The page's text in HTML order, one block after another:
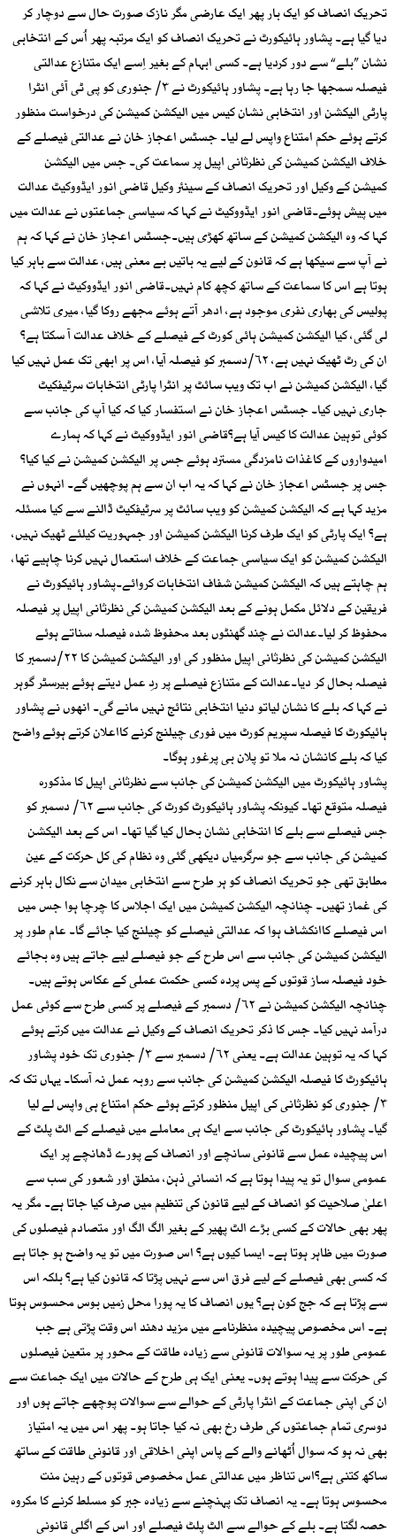
تحریک انصاف کو ایک بار پھر ایک عارضی مگر نازک صورت حال سے دوچار کر
دیا گیا ہے۔ پشاور ہائیکورٹ نے تحریک انصاف کو ایک مرتبہ پھر اُس کے انتخابی
نشان ”بلے“ سے دور کردیا ہے۔ کسی ابہام کے بغیر اِسے ایک متنازع عدالتی
فیصلہ سمجھا جا رہا ہے۔ پشاور ہائیکورٹ نے ۳/ جنوری کو پی ٹی آئی انٹرا
پارٹی الیکشن اور انتخابی نشان کیس میں الیکشن کمیشن کی درخواست منظور
کرتے ہوئے حکم امتناع واپس لے لیا۔ جسٹس اعجاز خان نے عدالتی فیصلے کے
خلاف الیکشن کمیشن کی نظرثانی اپیل پر سماعت کی۔ جس میں الیکشن
کمیشن کے وکیل اور تحریک انصاف کے سینئر وکیل قاضی انور ایڈووکیٹ عدالت
میں پیش ہوئے۔قاضی انور ایڈووکیٹ نے کہا کہ سیاسی جماعتوں نے عدالت میں
کہا کہ وہ الیکشن کمیشن کے ساتھ کھڑی ہیں۔جسٹس اعجاز خان نے کہا کہ ہم
نے آپ سے سیکھا ہے کہ قانون کے لیے یہ باتیں بے معنی ہیں، عدالت سے باہر کیا
ہوتا ہے اس کا سماعت کے ساتھ کچھ کام نہیں۔قاضی انور ایڈووکیٹ نے کہا کہ
پولیس کی بھاری نفری موجود ہے، ادھر آتے ہوئے مجھے روکا گیا، میری تلاشی
لی گئی، کیا الیکشن کمیشن ہائی کورٹ کے فیصلے کے خلاف عدالت آ سکتا ہے؟
ان کی رٹ ٹھیک نہیں ہے، ۶۲/دسمبر کو فیصلہ آیا، اس پر ابھی تک عمل نہیں کیا
گیا، الیکشن کمیشن نے اب تک ویب سائٹ پر انٹرا پارٹی انتخابات سرٹیفکیٹ
جاری نہیں کیا۔ جسٹس اعجاز خان نے استفسار کیا کہ کیا آپ کی جانب سے
کوئی توہین عدالت کا کیس آیا ہے؟قاضی انور ایڈووکیٹ نے کہا کہ ہمارے
امیدواروں کے کاغذات نامزدگی مسترد ہوئے جس پر الیکشن کمیشن نے کیا کیا؟
جس پر جسٹس اعجاز خان نے کہا کہ یہ اب ان سے ہم پوچھیں گے۔ انہوں نے
مزید کہا ہے کہ الیکشن کمیشن کو ویب سائٹ پر سرٹیفکیٹ ڈالنے سے کیا مسئلہ
ہے؟ ایک پارٹی کو ایک طرف کرنا الیکشن کمیشن اور جمہوریت کیلئے ٹھیک نہیں،
الیکشن کمیشن کو ایک سیاسی جماعت کے خلاف استعمال نہیں کرنا چاہیے تھا،
ہم چاہتے ہیں کہ الیکشن کمیشن شفاف انتخابات کروائے۔پشاور ہائیکورٹ نے
فریقین کے دلائل مکمل ہونے کے بعد الیکشن کمیشن کی نظرثانی اپیل پر فیصلہ
محفوظ کر لیا۔عدالت نے چند گھنٹوں بعد محفوظ شدہ فیصلہ سناتے ہوئے
الیکشن کمیشن کی نظرثانی اپیل منظور کی اور الیکشن کمیشن کا ۲۲/دسمبر کا
فیصلہ بحال کر دیا۔عدالت کے متنازع فیصلے پر ردِ عمل دیتے ہوئے بیرسٹر گوہر
نے کہا کہ بلے کا نشان لیاتو دنیا انتخابی نتائج نہیں مانے گی۔ انھوں نے پشاور
ہائیکورٹ کا فیصلہ سپریم کورٹ میں فوری چیلنج کرنے کااعلان کرتے ہوئے واضح
کیا کہ بلے کانشان نہ ملا تو پلان بی پرغور ہوگا۔
پشاور ہائیکورٹ میں الیکشن کمیشن کی جانب سے نظرثانی اپیل کا مذکورہ
فیصلہ متوقع تھا۔ کیونکہ پشاور ہائیکورٹ کورٹ کی جانب سے ۶۲/ دسمبر کو
جس فیصلے سے بلے کا انتخابی نشان بحال کیا گیا تھا۔ اس کے بعد الیکشن
کمیشن کی جانب سے جو سرگرمیاں دیکھی گئی وہ نظام کی کل حرکت کے عین
مطابق تھی جو تحریک انصاف کو ہر طرح سے انتخابی میدان سے نکال باہر کرنے
کی غماز تھیں۔ چنانچہ الیکشن کمیشن میں ایک اجلاس کا چرچا ہوا جس میں
اس فیصلے کاانکشاف ہوا کہ عدالتی فیصلے کو چیلنج کیا جائے گا۔ عام طور پر
الیکشن کمیشن کی جانب سے اس طرح کے جو فیصلے لیے جاتے ہیں وہ بجائے
خود فیصلہ ساز قوتوں کے پس پردہ کسی حکمت عملی کے عکاس ہوتے ہیں۔
چنانچہ الیکشن کمیشن نے ۶۲/ دسمبر کے فیصلے پر کسی طرح سے کوئی عمل
درآمد نہیں کیا۔ جس کا ذکر تحریک انصاف کے وکیل نے عدالت میں کرتے ہوئے
کہا کہ یہ توہین عدالت ہے۔ یعنی ۶۲/ دسمبر سے ۳/ جنوری تک خود پشاور
ہائیکورٹ کا فیصلہ الیکشن کمیشن کی جانب سے روبہ عمل نہ آسکا۔ یہاں تک کہ
۳/ جنوری کو نظرثانی کی اپیل منظور کرتے ہوئے حکم امتناع ہی واپس لے لیا
گیا۔ پشاور ہائیکورٹ کی جانب سے ایک ہی معاملے میں فیصلے کے الٹ پلٹ کے
اس پیچیدہ عمل سے قانونی سانچے اور انصاف کے پورے ڈھانچے پر ایک
عمومی سوال تو یہ پیدا ہوتا ہے کہ انسانی ذہن، منطق اور شعور کی سب سے
اعلیٰ صلاحیت کو انصاف کے لیے قانون کی تنظیم میں صرف کیا جاتا ہے۔ مگر یہ
پھر بھی حالات کے کسی بڑے الٹ پھیر کے بغیر الگ الگ اور متصادم فیصلوں کی
صورت میں ظاہر ہوتا ہے۔ ایسا کیوں ہے؟ اس صورت میں تو یہ واضح ہو جاتا ہے
کہ کسی بھی فیصلے کے لیے فرق اس سے نہیں پڑتا کہ قانون کیا ہے؟ بلکہ اس
سے پڑتا ہے کہ جج کون ہے؟ یوں انصاف کا یہ پورا محل زمیں بوس محسوس ہوتا
ہے۔ اس مخصوص پیچیدہ منظرنامے میں مزید دھند اس وقت پڑتی ہے جب
عمومی طور پر یہ سوالات قانونی سے زیادہ طاقت کے محور پر متعین فیصلوں
کی حرکت سے پیدا ہوتے ہوں۔ یعنی ایک ہی طرح کے حالات میں ایک جماعت سے
ان کی اپنی جماعت کے انٹرا پارٹی کے حوالے سے سوالات پوچھے جاتے ہوں اور
دوسری تمام جماعتوں کی طرف رخ بھی نہ کیا جاتا ہو۔ پھر اس میں یہ امتیاز
بھی نہ ہو کہ سوال اُٹھانے والے کے پاس اپنی اخلاقی اور قانونی طاقت کے ساتھ
ساکھ کتنی ہے؟اس تناظر میں عدالتی عمل مخصوص قوتوں کے رہین منت
محسوس ہوتا ہے۔ یہ انصاف تک پہنچنے سے زیادہ جبر کو مسلط کرنے کا مکروہ
حصہ لگتا ہے۔ بلے کے حوالے سے الٹ پلٹ فیصلے اور اس کے اگلی قانونی